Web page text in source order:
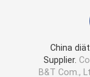
Kollagen,
Biotin-
China
Supplier.
B&T Com.,